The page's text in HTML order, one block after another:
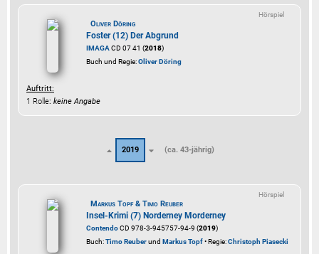
Hörspiel
Oliver Döring
Foster (12) Der Abgrund
IMAGACD 07 41 (2018)
Buch und Regie:Oliver Döring
Auftritt:
1 Rolle: keine Angabe
2019 (ca. 43-jährig)
Hörspiel
Markus Topf & Timo Reuber
Insel-Krimi (7) Norderney Morderney
ContendoCD 978-3-945757-94-9 (2019)
Buch:Timo Reuberund Markus Topf• Regie:Christoph Piasecki